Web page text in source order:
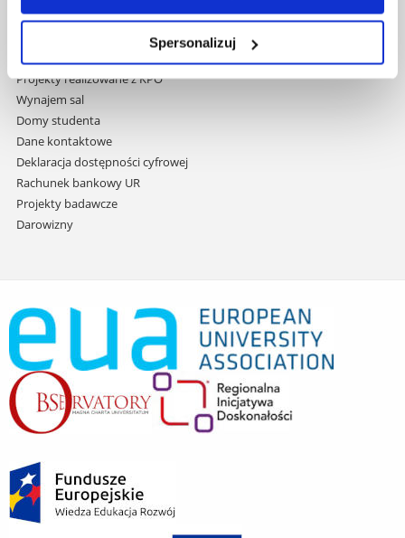
Spersonalizuj
Zamówienia publiczne
Projekty współfinansowane przez UE
Projekty realizowane z KPO
Wynajem sal
Domy studenta
Dane kontaktowe
Deklaracja dostępności cyfrowej
Rachunek bankowy UR
Projekty badawcze
Darowizny